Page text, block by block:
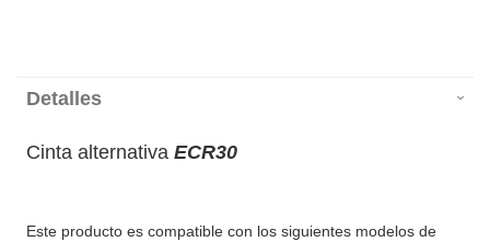
Detalles
Cinta alternativa ECR30
Este producto es compatible con los siguientes modelos de